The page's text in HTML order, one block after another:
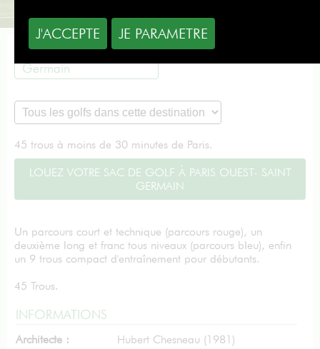
Paris OUEST- Saint
Germain
45 trous à moins de 30 minutes de Paris.
LOUEZ VOTRE SAC DE GOLF À PARIS OUEST- SAINT
GERMAIN
Un parcours court et technique (parcours rouge), un
deuxième long et franc tous niveaux (parcours bleu), enfin
un 9 trous compact d'entraînement pour débutants.
45 Trous.
INFORMATIONS
Architecte :
Hubert Chesneau (1981)
J'ACCEPTE JE PARAMETRE